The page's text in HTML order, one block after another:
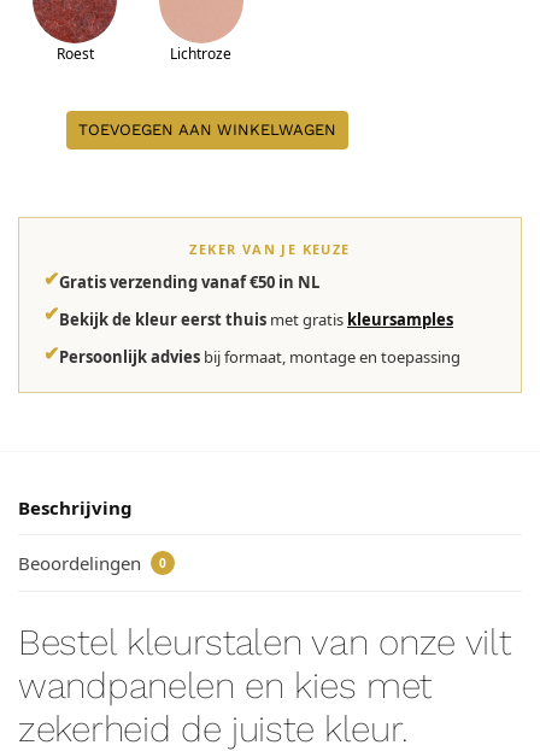
Roest Lichtroze
TOEVOEGEN AAN WINKELWAGEN
ZEKER VAN JE KEUZE
✔Gratis verzending vanaf €50 in NL
✔Bekijk de kleur eerst thuis met gratis kleursamples
✔Persoonlijk advies bij formaat, montage en toepassing
Beschrijving
Beoordelingen 0
Bestel kleurstalen van onze vilt
wandpanelen en kies met
zekerheid de juiste kleur.